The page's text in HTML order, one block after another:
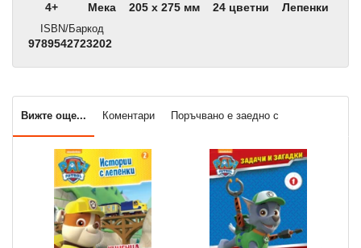
4+
Мека
205 x 275 мм
24 цветни
Лепенки
ISBN/Баркод
9789542723202
Вижте още... Коментари Поръчвано е заедно с